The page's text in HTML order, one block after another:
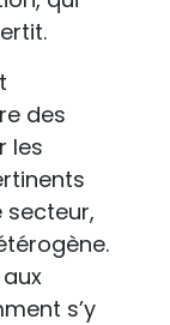
des
les
secteur,
s’y